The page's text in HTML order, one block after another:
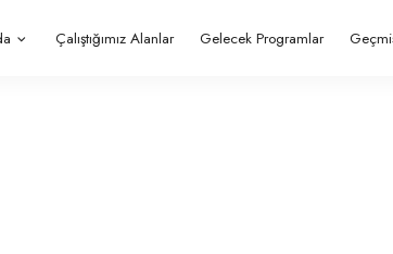
Çalıştığımız Alanlar Gelecek Programlar